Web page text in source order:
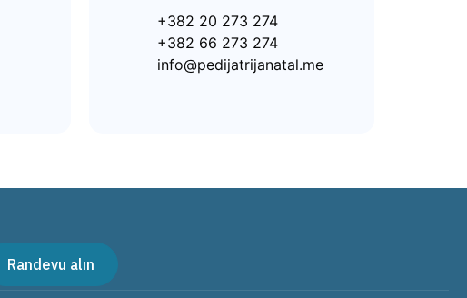
+382 20 273 274
+382 66 273 274
info@pedijatrijanatal.me
Randevu alın